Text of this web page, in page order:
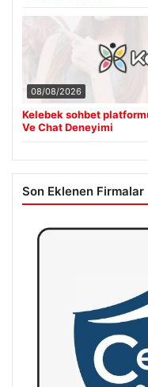
08/08/2026
Kelebek sohbet
Ve Chat Deneyimi
Son Eklenen Firmalar